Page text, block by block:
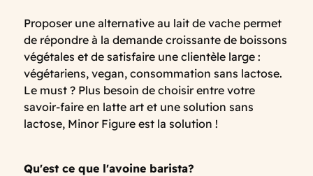
Proposer une alternative au lait de vache permet
de répondre à la demande croissante de boissons
végétales et de satisfaire une clientèle large :
végétariens, vegan, consommation sans lactose.
Le must ? Plus besoin de choisir entre votre
savoir-faire en latte art et une solution sans
lactose, Minor Figure est la solution !
Qu'est ce que l'avoine barista?